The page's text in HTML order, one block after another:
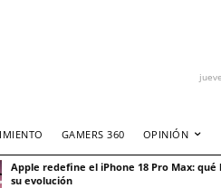
GAMERS 360 OPINIÓN
Apple redefine el iPhone 18 Pro Max: qué
su evolución